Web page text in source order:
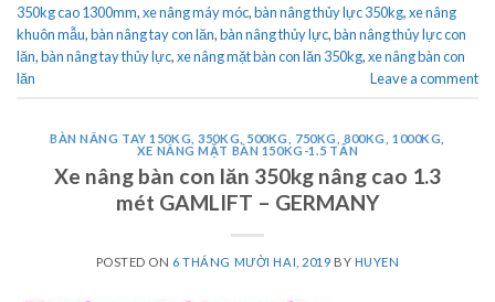
350kg cao 1300mm,xe nâng máy móc,bàn nâng thủy lực 350kg,xe nâng
khuôn mẫu,bàn nâng tay con lăn,bàn nâng thủy lực,bàn nâng thủy lực con
lăn,bàn nâng tay thủy lực,xe nâng mặt bàn con lăn 350kg,xe nâng bàn con
lăn
Leave a comment
BÀN NÂNG TAY 150KG, 350KG, 500KG, 750KG, 800KG, 1000KG
XE NÂNG MẶT BÀN 150KG-1.5 TẤN
Xe nâng bàn con lăn 350kg nâng cao 1.3
mét GAMLIFT – GERMANY
POSTED ON 6 THÁNG MƯỜI HAI, 2019 BY HUYEN